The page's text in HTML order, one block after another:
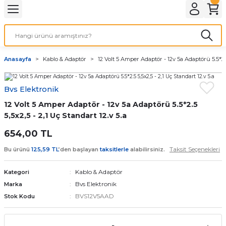
Anasayfa Kablo & Adaptör 12 Volt 5 Amper Adaptör - 12v 5a Adaptörü
Bvs Elektronik
12 Volt 5 Amper Adaptör - 12v 5a Adaptörü 5.5*2.5
5,5x2,5 - 2,1 Uç Standart 12.v 5.a
654,00 TL
Bu ürünü 125,59 TL’den başlayantaksitlerle alabilirsiniz. Taksit Seçenekleri
Kategori Kablo & Adaptör
Marka Bvs Elektronik
Stok Kodu BVS12V5AAD